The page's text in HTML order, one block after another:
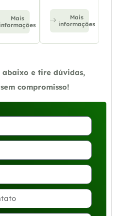
Mais
informações
Mais
informações
e tire dúvidas,
compromisso!